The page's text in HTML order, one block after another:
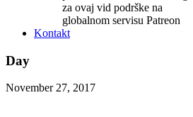
za ovaj vid podrške na
globalnom servisu Patreon
Kontakt
Day
November 27, 2017